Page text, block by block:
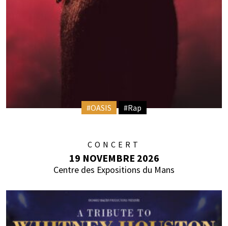
#OASIS #Rap
CONCERT
19 NOVEMBRE 2026
Centre des Expositions du Mans